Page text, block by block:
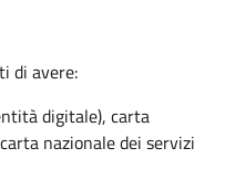
di avere:
digitale), carta
nazionale dei servizi